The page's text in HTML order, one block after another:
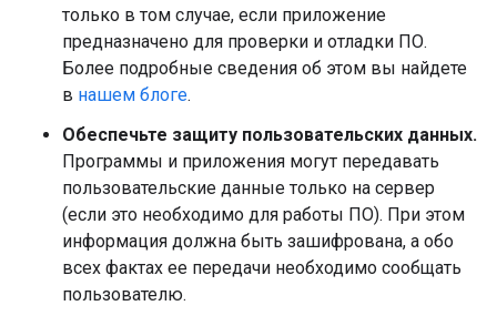
только в том случае, если приложение
предназначено для проверки и отладки ПО.
Более подробные сведения об этом вы найдете
в нашем блоге.
Обеспечьте защиту пользовательских данных.
Программы и приложения могут передавать
пользовательские данные только на сервер
(если это необходимо для работы ПО). При этом
информация должна быть зашифрована, а обо
всех фактах ее передачи необходимо сообщать
пользователю.